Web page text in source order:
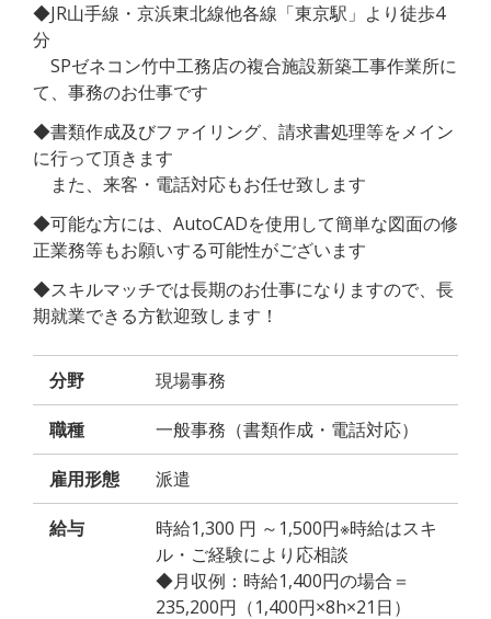
◆JR山手線・京浜東北線他各線「東京駅」より徒歩4
分
SPゼネコン竹中工務店の複合施設新築工事作業所に
て、事務のお仕事です
◆書類作成及びファイリング、請求書処理等をメイン
に行って頂きます
また、来客・電話対応もお任せ致します
◆可能な方には、AutoCADを使用して簡単な図面の修
正業務等もお願いする可能性がございます
◆スキルマッチでは長期のお仕事になりますので、長
期就業できる方歓迎致します！
分野 現場事務
職種 一般事務（書類作成・電話対応）
雇用形態 派遣
給与
時給1,300 円 ～1,500円※時給はスキ
ル・ご経験により応相談
◆月収例：時給1,400円の場合＝
235,200円（1,400円×8h×21日）